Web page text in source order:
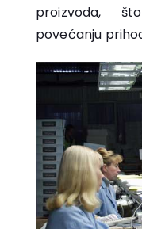
proizvoda,
povećanju